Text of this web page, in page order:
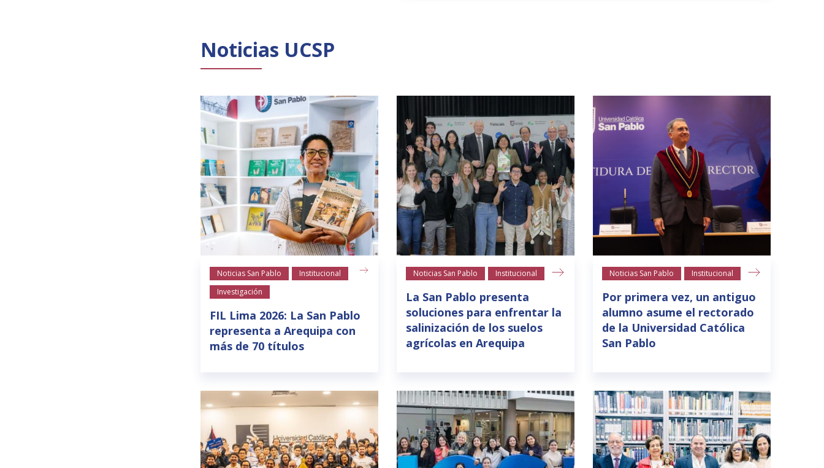
Noticias UCSP
Noticias San Pablo
Institucional
Investigación
FIL Lima 2026: La San Pablo
representa a Arequipa con
más de 70 títulos
Noticias San Pablo Institucional
La San Pablo presenta
soluciones para enfrentar la
salinización de los suelos
agrícolas en Arequipa
Noticias San Pablo Institucional
Por primera vez, un antiguo
alumno asume el rectorado
de la Universidad Católica
San Pablo